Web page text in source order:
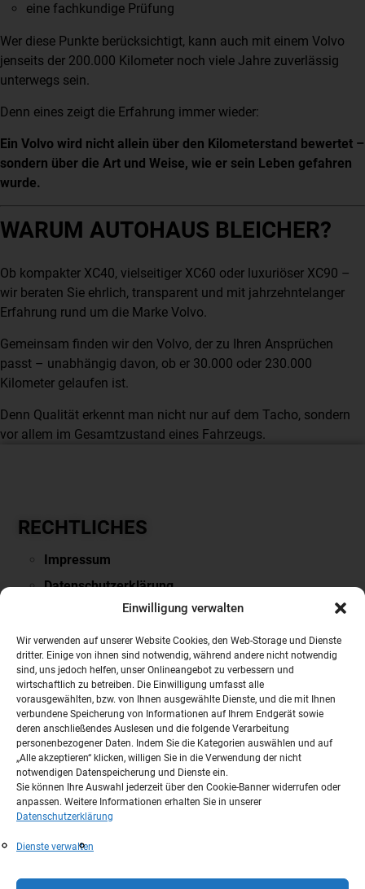
Einwilligung verwalten
Wir verwenden auf unserer Website Cookies, den Web-Storage und Dienste
dritter. Einige von ihnen sind notwendig, während andere nicht notwendig
sind, uns jedoch helfen, unser Onlineangebot zu verbessern und
wirtschaftlich zu betreiben. Die Einwilligung umfasst alle
vorausgewählten, bzw. von Ihnen ausgewählte Dienste, und die mit Ihnen
verbundene Speicherung von Informationen auf Ihrem Endgerät sowie
deren anschließendes Auslesen und die folgende Verarbeitung
personenbezogener Daten. Indem Sie die Kategorien auswählen und auf
„Alle akzeptieren“ klicken, willigen Sie in die Verwendung der nicht
notwendigen Datenspeicherung und Dienste ein.
Sie können Ihre Auswahl jederzeit über den Cookie-Banner widerrufen oder
anpassen. Weitere Informationen erhalten Sie in unserer
Datenschutzerklärung
Dienste verwalten
eine fachkundige Prüfung
Wer diese Punkte berücksichtigt, kann auch mit einem Volvo
jenseits der 200.000 Kilometer noch viele Jahre zuverlässig
unterwegs sein.
Denn eines zeigt die Erfahrung immer wieder:
Ein Volvo wird nicht allein über den Kilometerstand bewertet –
sondern über die Art und Weise, wie er sein Leben gefahren
wurde.
WARUM AUTOHAUS BLEICHER?
Ob kompakter XC40, vielseitiger XC60 oder luxuriöser XC90 –
wir beraten Sie ehrlich, transparent und mit jahrzehntelanger
Erfahrung rund um die Marke Volvo.
Gemeinsam finden wir den Volvo, der zu Ihren Ansprüchen
passt – unabhängig davon, ob er 30.000 oder 230.000
Kilometer gelaufen ist.
Denn Qualität erkennt man nicht nur auf dem Tacho, sondern
vor allem im Gesamtzustand eines Fahrzeugs.
RECHTLICHES
Impressum
Datenschutzerklärung
Downloads & Links
PARTNERSEITEN
VOLVO
NISSAN
Mobile.de
Auto Scout24
Autobörse